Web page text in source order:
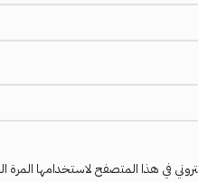
في هذا المتصفح لاستخدامها المرة